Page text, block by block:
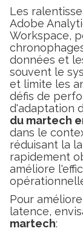
Les
Adobe
Workspace,
données et
souvent le
et limite les
défis de
d'adaptation
du martech
dans le
réduisant la
rapidement
améliore
Pour
latence,
martech: